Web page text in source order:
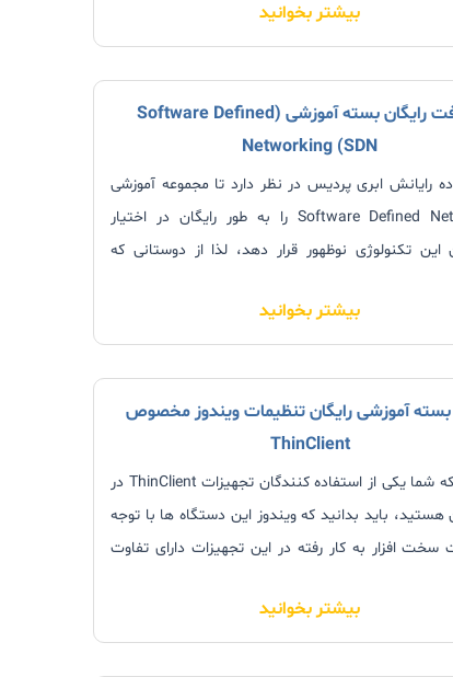
Hypervisor وجود خواهد داشت به گونه ای که در کل زیرساخت
اند.
بیشتر بخوانید
دریافت رایگان بسته آموزشی (Software Defined
Networking (SDN
رایانش ابری پردیس در نظر دارد تا مجموعه آموزشی
Software Defined Networking را به طور رایگان در اختیار
این تکنولوژی نوظهور قرار دهد، لذا از دوستانی که
از روش های ذکر شده در پایین متن نسبت به درخواست
اقدام نمایند.
بیشتر بخوانید
بسته آموزشی رایگان تنظیمات ویندوز مخصوص
ThinClient
شما یکی از استفاده کنندگان تجهیزات ThinClient در
هستید، باید بدانید که ویندوز این دستگاه ها با توجه
سخت افزار به کار رفته در این تجهیزات دارای تفاوت
ها هستند.
بیشتر بخوانید